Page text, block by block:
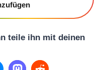
teile ihn mit deinen